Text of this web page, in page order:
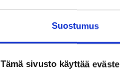
Suostumus
Tämä sivusto käyttää